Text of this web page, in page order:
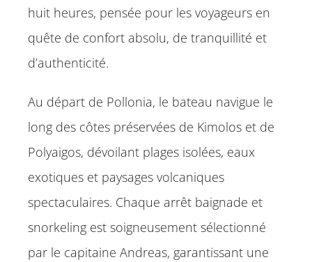
huit heures, pensée pour les voyageurs en
quête de confort absolu, de tranquillité et
d’authenticité.
Au départ de Pollonia, le bateau navigue le
long des côtes préservées de Kimolos et de
Polyaigos, dévoilant plages isolées, eaux
exotiques et paysages volcaniques
spectaculaires. Chaque arrêt baignade et
snorkeling est soigneusement sélectionné
par le capitaine Andreas, garantissant une